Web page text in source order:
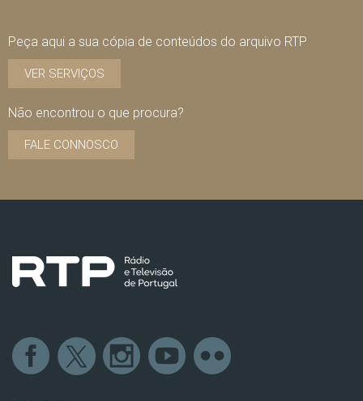
Peça aqui a sua cópia de conteúdos do arquivo RTP
VER SERVIÇOS
Não encontrou o que procura?
FALE CONNOSCO